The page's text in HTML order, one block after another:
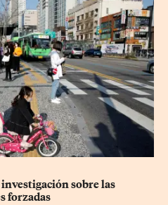
sobre las
forzadas